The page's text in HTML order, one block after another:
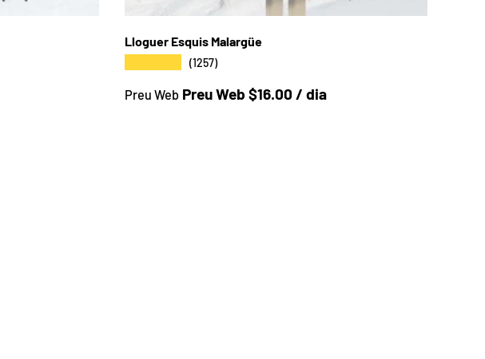
Lloguer Esquis Malargüe
(1257)
Preu a la botiga
Preu Web Preu Web $16.00 / dia